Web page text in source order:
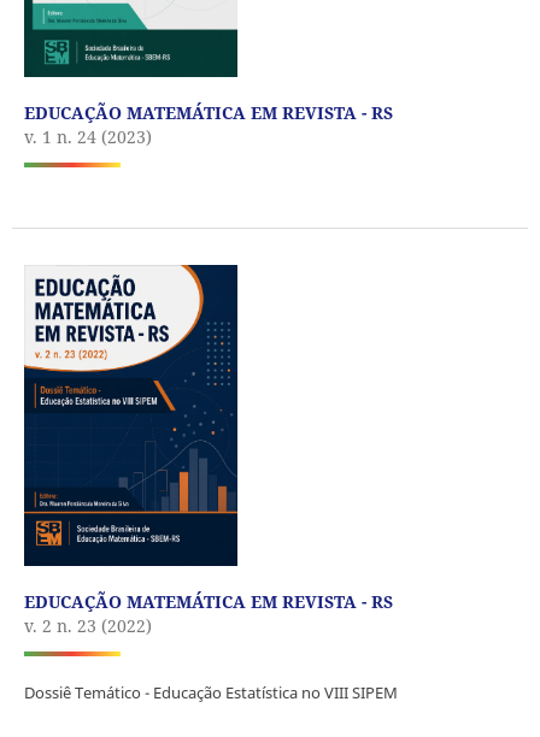
EDUCAÇÃO MATEMÁTICA EM REVISTA - RS
v. 1 n. 24 (2023)
EDUCAÇÃO MATEMÁTICA EM REVISTA - RS
v. 2 n. 23 (2022)
Dossiê Temático - Educação Estatística no VIII SIPEM